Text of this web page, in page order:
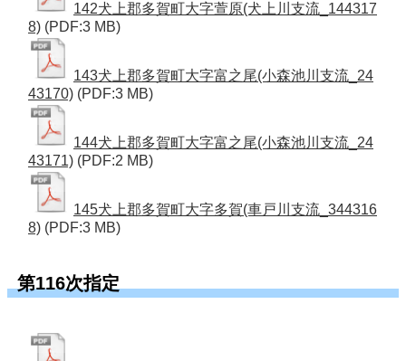
142犬上郡多賀町大字萱原(犬上川支流_144317
8) (PDF:3 MB)
143犬上郡多賀町大字富之尾(小森池川支流_24
43170) (PDF:3 MB)
144犬上郡多賀町大字富之尾(小森池川支流_24
43171) (PDF:2 MB)
145犬上郡多賀町大字多賀(車戸川支流_344316
8) (PDF:3 MB)
第116次指定